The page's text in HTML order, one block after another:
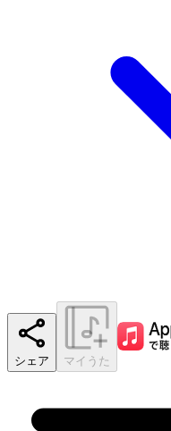
シェア マイうた